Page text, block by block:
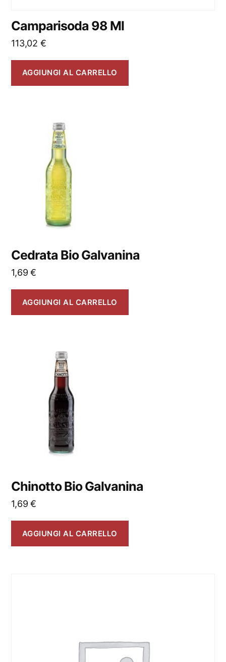
Camparisoda 98 Ml
113,02 €
AGGIUNGI AL CARRELLO
Cedrata Bio Galvanina
1,69€
AGGIUNGI AL CARRELLO
Chinotto Bio Galvanina
1,69€
AGGIUNGI AL CARRELLO